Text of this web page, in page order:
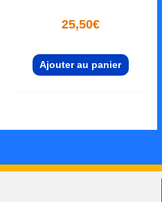
25,50€
Ajouter au panier